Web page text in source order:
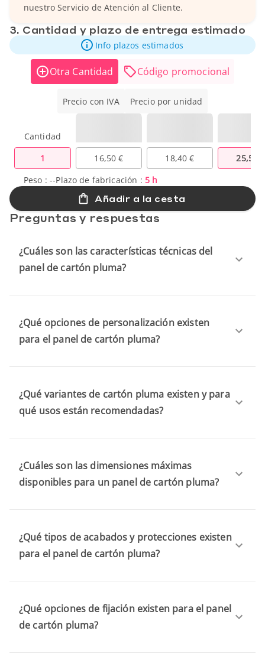
nuestro Servicio de Atención al Cliente.
3. Cantidad y plazo de entrega estimado
Info plazos estimados
Otra Cantidad Código promocional
Precio con IVA Precio por unidad
Cantidad
1
16,50 € 18,40 €
25,50 €
Peso :--Plazo de fabricación : 5 h
Añadir a la cesta
Preguntas y respuestas
¿Cuáles son las características técnicas del
panel de cartón pluma?
¿Qué opciones de personalización existen
para el panel de cartón pluma?
¿Qué variantes de cartón pluma existen y para
qué usos están recomendadas?
¿Cuáles son las dimensiones máximas
disponibles para un panel de cartón pluma?
¿Qué tipos de acabados y protecciones existen
para el panel de cartón pluma?
¿Qué opciones de fijación existen para el panel
de cartón pluma?